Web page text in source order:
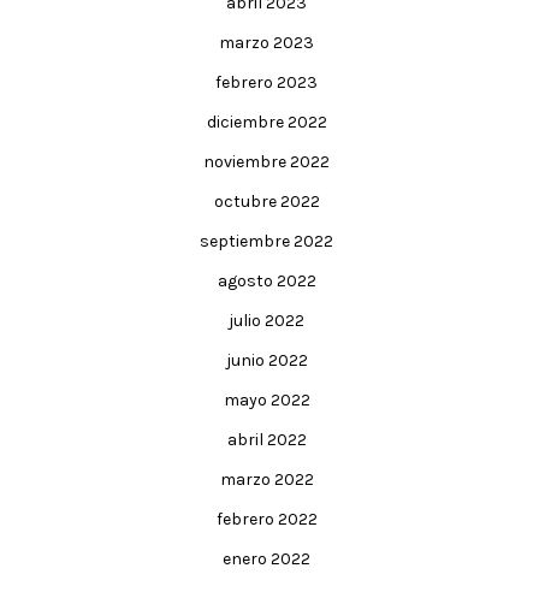
marzo 2023
febrero 2023
diciembre 2022
noviembre 2022
octubre 2022
septiembre 2022
agosto 2022
julio 2022
junio 2022
mayo 2022
abril 2022
marzo 2022
febrero 2022
enero 2022